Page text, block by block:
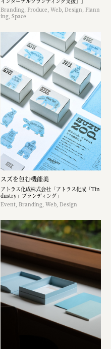
Branding, Produce, Web, Design, Plann
ing, Space
スズを包む機能美
アトラス化成株式会社「アトラス化成「Tin
dustry」ブランディング」
Event, Branding, Web, Design